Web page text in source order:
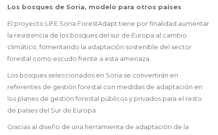
Los bosques de Soria, modelo para otros países
El proyecto LIFE Soria ForestAdapt tiene por finalidad aumentar
la resistencia de los bosques del sur de Europa al cambio
climático, fomentando la adaptación sostenible del sector
forestal como escudo frente a esta amenaza.
Los bosques seleccionados en Soria se convertirán en
referentes de gestión forestal con medidas de adaptación en
los planes de gestión forestal públicos y privados para el resto
de países del Sur de Europa.
Gracias al diseño de una herramienta de adaptación de la